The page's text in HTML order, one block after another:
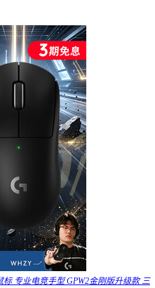
专业电竞手型 GPW2金刚版升级款 三